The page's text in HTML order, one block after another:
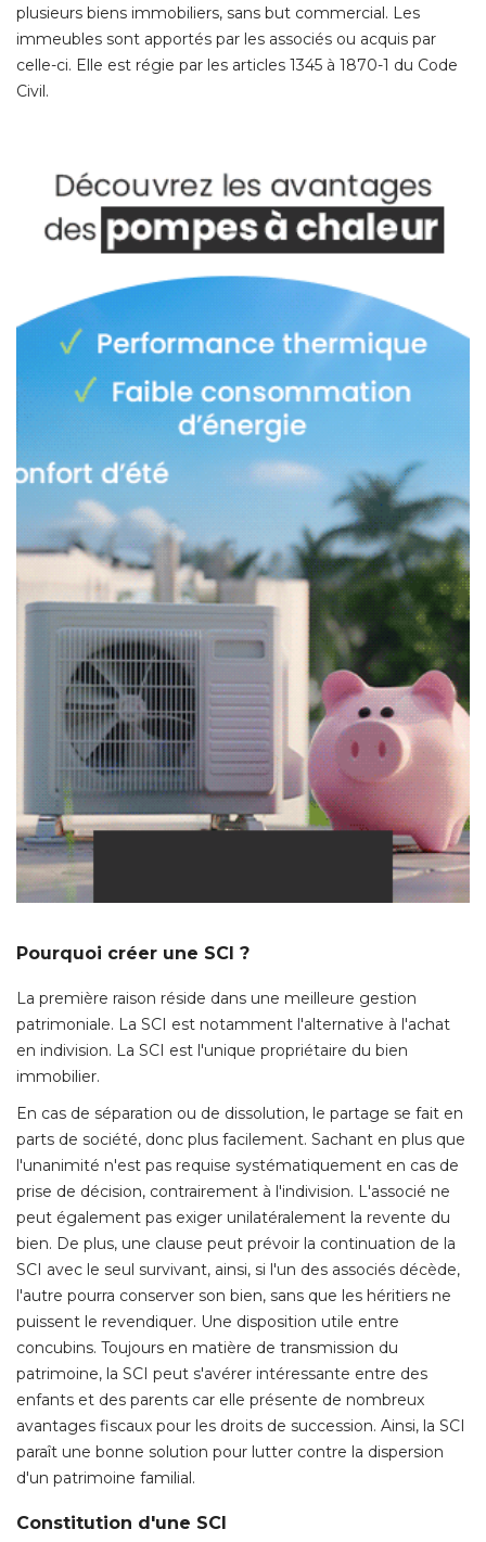
plusieurs biens immobiliers, sans but commercial. Les
immeubles sont apportés par les associés ou acquis par
celle-ci. Elle est régie par les articles 1345 à 1870-1 du Code
Civil.
Pourquoi créer une SCI ?
La première raison réside dans une meilleure gestion
patrimoniale. La SCI est notamment l'alternative à l'achat
en indivision. La SCI est l'unique propriétaire du bien
immobilier.
En cas de séparation ou de dissolution, le partage se fait en
parts de société, donc plus facilement. Sachant en plus que
l'unanimité n'est pas requise systématiquement en cas de
prise de décision, contrairement à l'indivision. L'associé ne
peut également pas exiger unilatéralement la revente du
bien. De plus, une clause peut prévoir la continuation de la
SCI avec le seul survivant, ainsi, si l'un des associés décède,
l'autre pourra conserver son bien, sans que les héritiers ne
puissent le revendiquer. Une disposition utile entre
concubins. Toujours en matière de transmission du
patrimoine, la SCI peut s'avérer intéressante entre des
enfants et des parents car elle présente de nombreux
avantages fiscaux pour les droits de succession. Ainsi, la SCI
paraît une bonne solution pour lutter contre la dispersion
d'un patrimoine familial.
Constitution d'une SCI